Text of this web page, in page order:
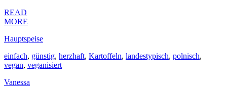
READ
MORE
Hauptspeise
einfach, günstig, herzhaft, Kartoffeln, landestypisch, polnisch,
vegan, veganisiert
Vanessa